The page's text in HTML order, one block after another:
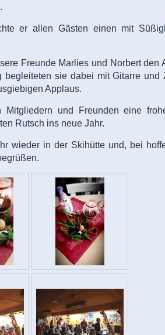
er allen Gästen einen mit
Freunde Marlies und Norbert den
sie dabei mit Gitarre und
Applaus.
und Freunden eine
Rutsch ins neue Jahr.
wieder in der Skihütte und, bei